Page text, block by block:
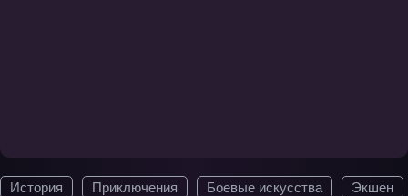
История Приключения Боевые искусства Экшен